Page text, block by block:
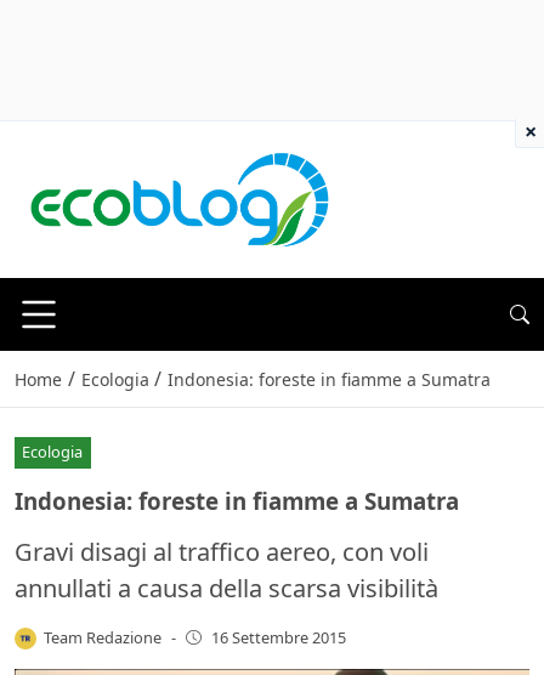
Home / Ecologia / Indonesia: foreste in fiamme a Sumatra
Ecologia
Indonesia: foreste in fiamme a Sumatra
Gravi disagi al traffico aereo, con voli
annullati a causa della scarsa visibilità
Team Redazione - 16 Settembre 2015
×